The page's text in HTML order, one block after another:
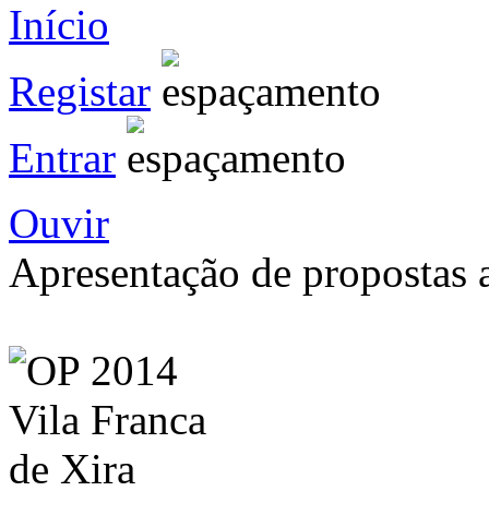
Início
Registar
Entrar
Ouvir
Apresentação de propostas